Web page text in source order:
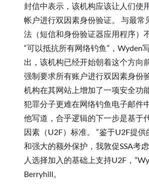
封信中表示，该机构应该让人们使
帐户进行双因素身份验证。 与最常
法（短信和身份验证器应用程序）
“可以抵抗所有网络钓鱼”，Wyden
出，该机构已经开始朝着这个方向
强制要求所有账户进行双因素身份
机构在其网站上增加了一项安全功
犯罪分子更难在网络钓鱼电子邮件
他写道，合乎逻辑的下一步是基于
因素（U2F）标准。 “鉴于U2F提
和强大的额外保护，我敦促SSA考
人选择加入的基础上支持U2F，
Berryhill。